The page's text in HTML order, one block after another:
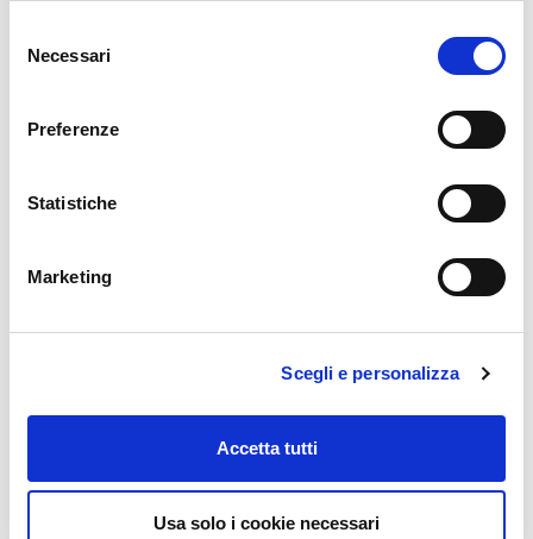
delNecessari
Preferenze
Statistiche
Marketing
Scegli e personalizza
Accetta tutti
Usa solo i cookie necessari
durata:dalle 09.00 alle 16.00 Totale: 6 ore